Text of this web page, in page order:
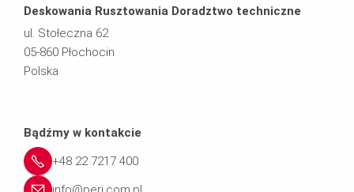
Deskowania Rusztowania Doradztwo techniczne
ul. Stołeczna 62
05-860 Płochocin
Polska
Bądźmy w kontakcie
+48 22 7217 400